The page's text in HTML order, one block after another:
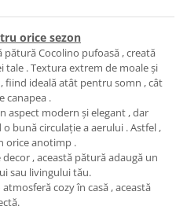
orice sezon
Cocolino pufoasă , creată
. Textura extrem de moale și
fiind ideală atât pentru somn , cât
canapea .
aspect modern și elegant , dar
bună circulație a aerului . Astfel ,
orice anotimp .
, această pătură adaugă un
sau livingului tău.
cozy în casă , această